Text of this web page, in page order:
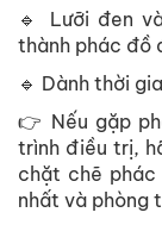
🔹 Lưỡi đen
thành phác đồ
🔹 Dành thời
👉 Nếu gặp
trình điều trị,
chặt chẽ
nhất và phòng